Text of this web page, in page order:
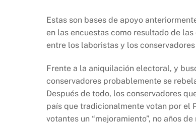
Estas son bases de apoyo
en las encuestas como resultado de
entre los laboristas y los
Frente a la aniquilación electoral, y
conservadores probablemente se
Después de todo, los conservadores
país que tradicionalmente votan por el
votantes un “mejoramiento”, no años